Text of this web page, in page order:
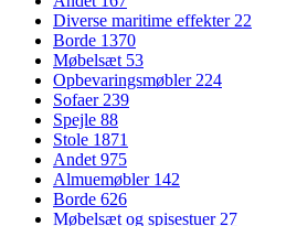
Diverse maritime effekter22
Borde 1370
Møbelsæt 53
Opbevaringsmøbler224
Sofaer239
Spejle 88
Stole 1871
Andet975
Almuemøbler 142
Borde 626
Møbelsæt og spisestuer27